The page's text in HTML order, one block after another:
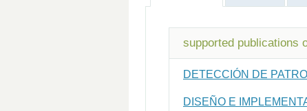
supported publications
DETECCIÓN DE
DISEÑO E